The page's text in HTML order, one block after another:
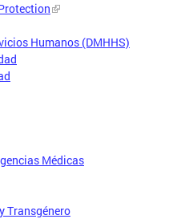
Humanos (DMHHS)
Médicas
Transgénero